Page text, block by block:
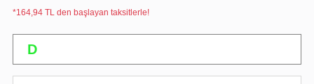
*164,94 TL den başlayan taksitlerle!